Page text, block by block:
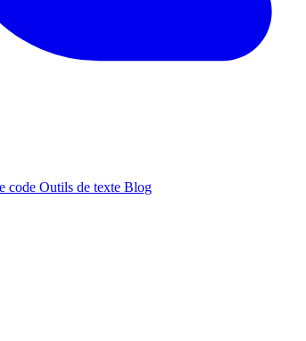
code Outils de texte Blog